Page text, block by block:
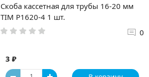
Скоба кассетная для трубы 16-20 мм
TIM P1620-4 1 шт.
0
3 ₽